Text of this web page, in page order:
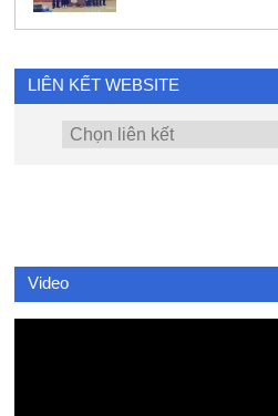
LIÊN KẾT WEBSITE
Video